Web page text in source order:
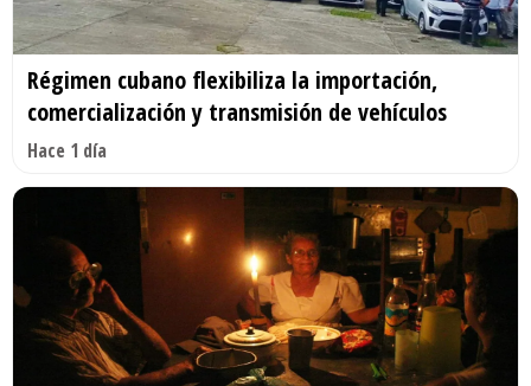
Régimen cubano flexibiliza la importación,
comercialización y transmisión de vehículos
Hace 1 día